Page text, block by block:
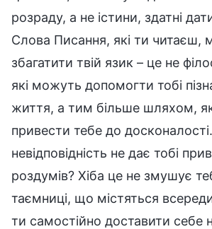
розраду, а не істини, здатні
Слова Писання, які ти
збагатити твій язик – це не
які можуть допомогти тобі
життя, а тим більше шляхом,
привести тебе до
невідповідність не дає тобі
роздумів? Хіба це не змушує
таємниці, що містяться
ти самостійно доставити себе